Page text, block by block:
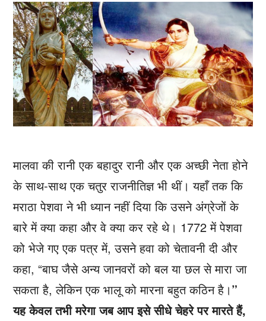
मालवा की रानी एक बहादुर रानी और एक अच्छी नेता होने
के साथ-साथ एक चतुर राजनीतिज्ञ भी थीं। यहाँ तक कि
मराठा पेशवा ने भी ध्यान नहीं दिया कि उसने अंग्रेजों के
बारे में क्या कहा और वे क्या कर रहे थे। 1772 में पेशवा
को भेजे गए एक पत्र में, उसने हवा को चेतावनी दी और
कहा, “बाघ जैसे अन्य जानवरों को बल या छल से मारा जा
सकता है, लेकिन एक भालू को मारना बहुत कठिन है।”
यह केवल तभी मरेगा जब आप इसे सीधे चेहरे पर मारते हैं,